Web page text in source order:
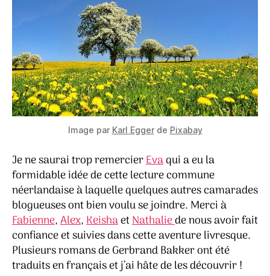
Image par Karl Eggerde Pixabay
Je ne saurai trop remercierEvaqui a eu la
formidable idée de cette lecture commune
néerlandaise à laquelle quelques autres camarades
blogueuses ont bien voulu se joindre. Merci à
Fabienne,Alex,KeishaetNathaliede nous avoir fait
confiance et suivies dans cette aventure livresque.
Plusieurs romans de Gerbrand Bakker ont été
traduits en français et j’ai hâte de les découvrir !